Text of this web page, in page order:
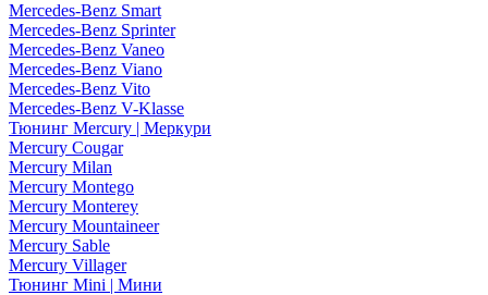
Mercedes-Benz Smart
Mercedes-Benz Sprinter
Mercedes-Benz Vaneo
Mercedes-Benz Viano
Mercedes-Benz Vito
Mercedes-Benz V-Klasse
Тюнинг Mercury | Меркури
Mercury Cougar
Mercury Milan
Mercury Montego
Mercury Monterey
Mercury Mountaineer
Mercury Sable
Mercury Villager
Тюнинг Mini | Мини